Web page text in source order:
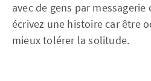
avec de gens par
écrivez une histoire car être
mieux tolérer la solitude.